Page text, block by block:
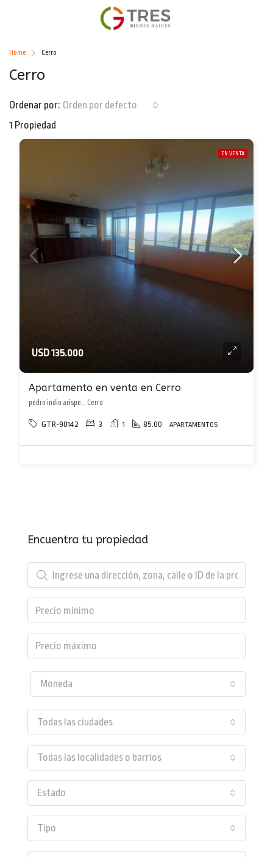
Home Cerro
Cerro
1 Propiedad
Ordenar por: Orden por defecto
EN VENTA
USD 135.000
Apartamento en venta en Cerro
pedro indio arispe, , Cerro
GTR-90142 3 1 85.00 APARTAMENTOS
Encuentra tu propiedad
Moneda
Todas las ciudades
Todas las localidades o barrios
Estado
Tipo